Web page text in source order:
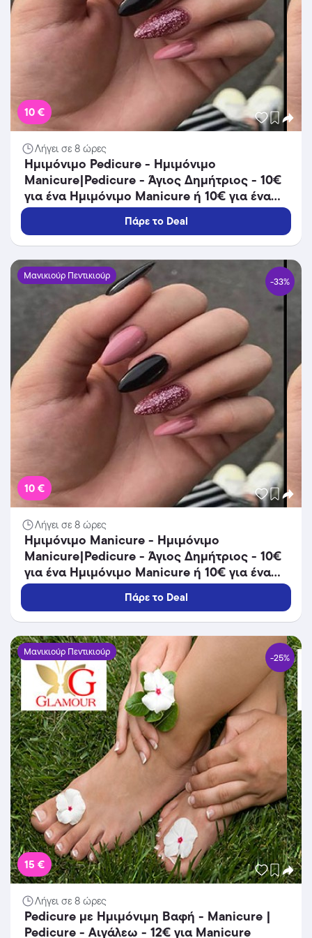
10 €
Λήγει σε 8 ώρες
Ημιμόνιμο Pedicure - Ημιμόνιμο
Manicure|Pedicure - Άγιος Δημήτριος - 10€
για ένα Ημιμόνιμο Manicure ή 10€ για ένα
Ημιμόνιμο Pedicure ή 20€ για Ημιμόνιμο
Manicure & Pedicure (Έκπτωση 33%) από το
Nails Room by Eleni στον Άγιο Δημήτριο!!
Πάρε το Deal
Μανικιούρ Πεντικιούρ -33%
10 €
Λήγει σε 8 ώρες
Ημιμόνιμο Manicure - Ημιμόνιμο
Manicure|Pedicure - Άγιος Δημήτριος - 10€
για ένα Ημιμόνιμο Manicure ή 10€ για ένα
Ημιμόνιμο Pedicure ή 20€ για Ημιμόνιμο
Manicure & Pedicure (Έκπτωση 33%) από το
Nails Room by Eleni στον Άγιο Δημήτριο!!
Πάρε το Deal
Μανικιούρ Πεντικιούρ -25%
15 €
Λήγει σε 8 ώρες
Pedicure με Ημιμόνιμη Βαφή - Manicure |
Pedicure - Αιγάλεω - 12€ για Manicure